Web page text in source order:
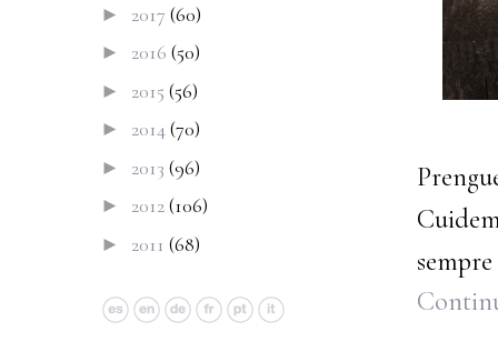
► 2017 (60)
► 2016 (50)
► 2015 (56)
► 2014(70)
► 2013 (96)
► 2012(106)
► 2011 (68)